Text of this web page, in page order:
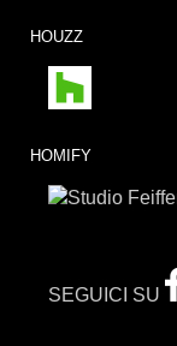
HOUZZ
HOMIFY
SEGUICI SU